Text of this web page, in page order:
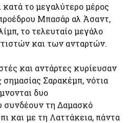
κατά το μεγαλύτερο μέρος
Μπασάρ αλ Άσαντ,
το τελευταίο μεγάλο
και των ανταρτών.
και αντάρτες κυρίευσαν
Σαρακέμπ, νότια
δυο
συνδέουν τη Δαμασκό
και με τη Λαττάκεια, πάντα